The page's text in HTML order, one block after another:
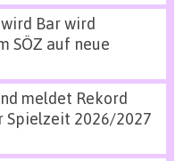
Bar wird
SÖZ auf neue
meldet Rekord
Spielzeit 2026/2027